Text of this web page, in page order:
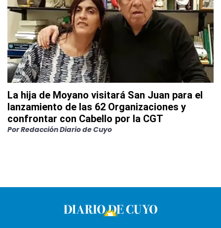
La hija de Moyano visitará San Juan para el
lanzamiento de las 62 Organizaciones y
confrontar con Cabello por la CGT
PorRedacción Diario de Cuyo